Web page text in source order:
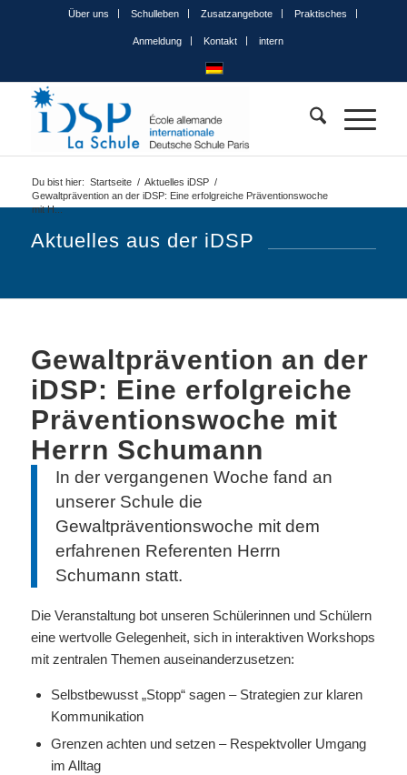
Über uns Schulleben Zusatzangebote Praktisches
Anmeldung Kontakt intern
Du bist hier: Startseite / Aktuelles iDSP /
Gewaltprävention an der iDSP: Eine erfolgreiche Präventionswoche
mit H...
Aktuelles aus der iDSP
Gewaltprävention an der
iDSP: Eine erfolgreiche
Präventionswoche mit
Herrn Schumann
In der vergangenen Woche fand an
unserer Schule die
Gewaltpräventionswoche mit dem
erfahrenen Referenten Herrn
Schumann statt.
Die Veranstaltung bot unseren Schülerinnen und Schülern
eine wertvolle Gelegenheit, sich in interaktiven Workshops
mit zentralen Themen auseinanderzusetzen:
Selbstbewusst „Stopp“ sagen – Strategien zur klaren
Kommunikation
Grenzen achten und setzen – Respektvoller Umgang
im Alltag